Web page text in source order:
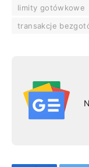
limity gotówkowe
transakcje